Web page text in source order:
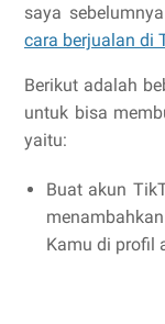
saya
cara berjualan di
Berikut adalah
untuk bisa
yaitu:
Buat akun
Kamu di profil